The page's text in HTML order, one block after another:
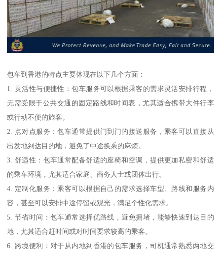
包车到香港的特点主要体现在以下几个方面：
1. 灵活性与便捷性：包车服务可以根据乘客的需求灵活安排行程，
无需受限于公共交通的固定路线和时间表，尤其适合携带大件行李
或行动不便的旅客。
2. 点对点服务：包车通常提供门到门的接送服务，乘客可以直接从
出发地到达目的地，避免了中途换乘的麻烦。
3. 舒适性：包车通常配备舒适的座椅和空调，提供更加私密和舒适
的乘车环境，尤其适合家庭、商务人士或团体出行。
4. 定制化服务：乘客可以根据自己的需求选择车型、路线和服务内
容，甚至可以安排中途停留或观光，满足个性化需求。
5. 节省时间：包车通常选择优路线，避免拥堵，能够快速到达目的
地，尤其适合赶时间或对时间要求较高的乘客。
6. 跨境便利：对于从内地到香港的包车服务，司机通常熟悉两地交